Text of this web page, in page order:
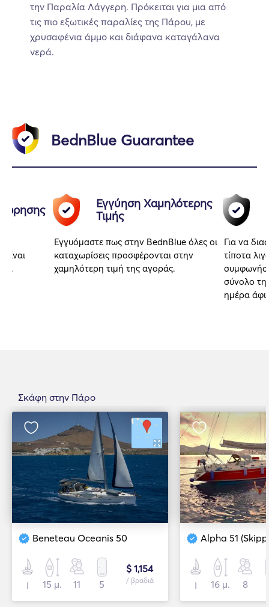
την Παραλία Λάγγερη. Πρόκειται για μια από
τις πιο εξωτικές παραλίες της Πάρου, με
χρυσαφένια άμμο και διάφανα καταγάλανα
νερά.
BednBlue Guarantee
Εγγύηση Χαμηλότερης
Τιμής
Εγγυόμαστε πως στην BednBlue όλες οι
καταχωρίσεις προσφέρονται στην
χαμηλότερη τιμή της αγοράς.
Για να
τίποτα
σύνολο
ημέρα
Σκάφη στην Πάρο
Beneteau Oceanis 50
Ι 15 μ. 11 5
$ 1,154
/ βραδιά
Alpha 51
Ι 16 μ. 8